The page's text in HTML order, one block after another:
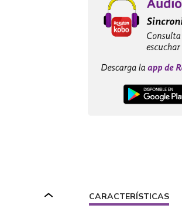
CARACTERÍSTICAS